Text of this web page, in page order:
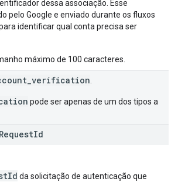
dessa associação. Esse
pelo Google e enviado durante os fluxos
identificar qual conta precisa ser
máximo de 100 caracteres.
pode ser apenas de um dos tipos a
RequestId
da solicitação de autenticação que